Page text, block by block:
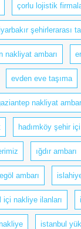
çorlu lojistik
şehirlerarası
nakliyat ambarı
evden eve taşıma
nakliyat
hadımköy şehir
ığdır ambarı
ambarı
içi nakliye ilanları
istanbul